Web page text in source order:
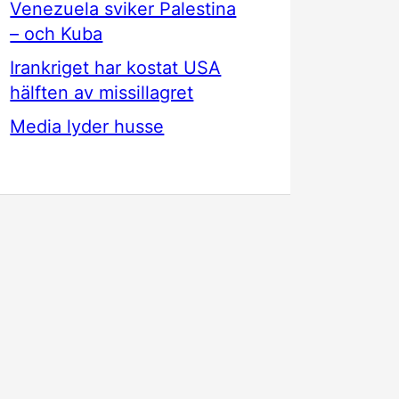
Venezuela sviker Palestina
– och Kuba
Irankriget har kostat USA
hälften av missillagret
Media lyder husse